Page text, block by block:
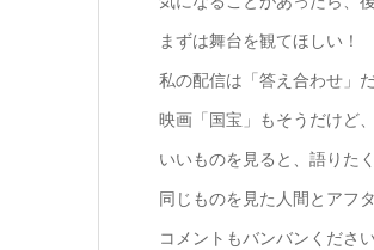
まずは舞台を観てほしい！
私の配信は「答え合わせ」
映画「国宝」もそうだけど、
いいものを見ると、語りた
同じものを見た人間とアフ
コメントもバンバンください